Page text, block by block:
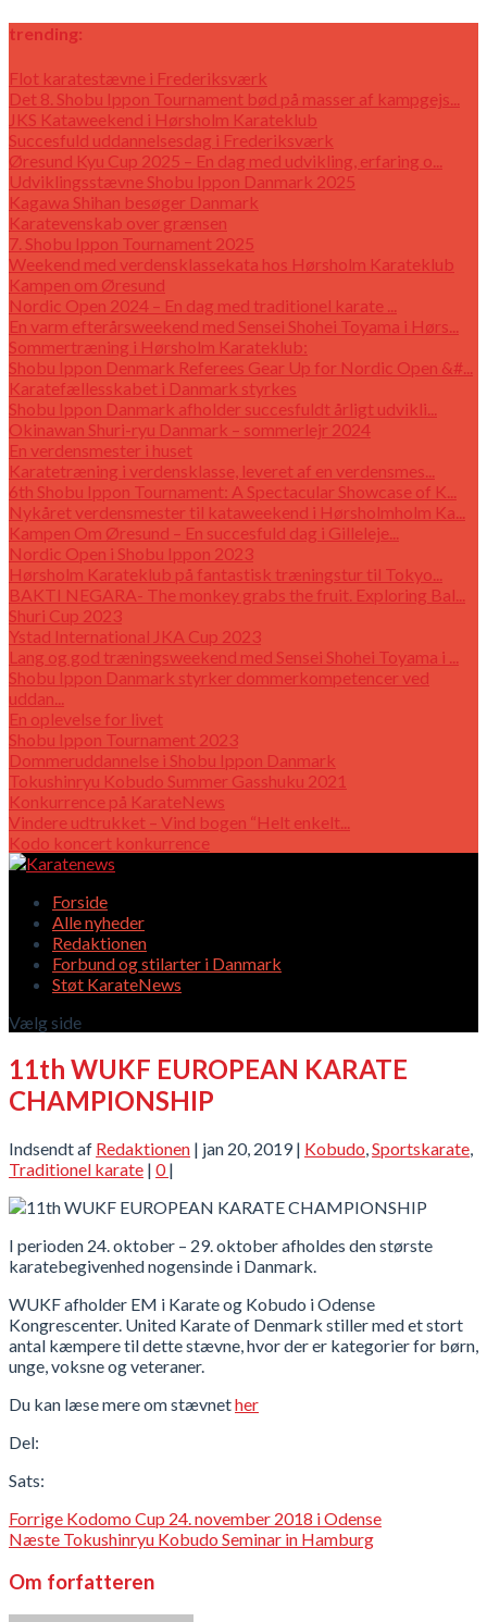
trending:
Flot karatestævne i Frederiksværk
Det 8. Shobu Ippon Tournament bød på masser af kampgejs...
JKS Kataweekend i Hørsholm Karateklub
Succesfuld uddannelsesdag i Frederiksværk
Øresund Kyu Cup 2025 – En dag med udvikling, erfaring o...
Udviklingsstævne Shobu Ippon Danmark 2025
Kagawa Shihan besøger Danmark
Karatevenskab over grænsen
7. Shobu Ippon Tournament 2025
Weekend med verdensklassekata hos Hørsholm Karateklub
Kampen om Øresund
Nordic Open 2024 – En dag med traditionel karate ...
En varm efterårsweekend med Sensei Shohei Toyama i Hørs...
Sommertræning i Hørsholm Karateklub:
Shobu Ippon Denmark Referees Gear Up for Nordic Open &#...
Karatefællesskabet i Danmark styrkes
Shobu Ippon Danmark afholder succesfuldt årligt udvikli...
Okinawan Shuri-ryu Danmark – sommerlejr 2024
En verdensmester i huset
Karatetræning i verdensklasse, leveret af en verdensmes...
6th Shobu Ippon Tournament: A Spectacular Showcase of K...
Nykåret verdensmester til kataweekend i Hørsholmholm Ka...
Kampen Om Øresund – En succesfuld dag i Gilleleje...
Nordic Open i Shobu Ippon 2023
Hørsholm Karateklub på fantastisk træningstur til Tokyo...
BAKTI NEGARA- The monkey grabs the fruit. Exploring Bal...
Shuri Cup 2023
Ystad International JKA Cup 2023
Lang og god træningsweekend med Sensei Shohei Toyama i ...
Shobu Ippon Danmark styrker dommerkompetencer ved
uddan...
En oplevelse for livet
Shobu Ippon Tournament 2023
Dommeruddannelse i Shobu Ippon Danmark
Tokushinryu Kobudo Summer Gasshuku 2021
Konkurrence på KarateNews
Vindere udtrukket – Vind bogen “Helt enkelt...
Kodo koncert konkurrence
Forside
Alle nyheder
Redaktionen
Forbund og stilarter i Danmark
Støt KarateNews
Vælg side
11th WUKF EUROPEAN KARATE
CHAMPIONSHIP
Indsendt af Redaktionen | jan 20, 2019| Kobudo,Sportskarate,
Traditionel karate | 0|
I perioden 24. oktober – 29. oktober afholdes den største
karatebegivenhed nogensinde i Danmark.
WUKF afholder EM i Karate og Kobudo i Odense
Kongrescenter. United Karate of Denmark stiller med et stort
antal kæmpere til dette stævne, hvor der er kategorier for børn,
unge, voksne og veteraner.
Du kan læse mere om stævnether
Del:
Sats:
Forrige Kodomo Cup 24. november 2018 i Odense
Næste Tokushinryu Kobudo Seminar in Hamburg
Om forfatteren